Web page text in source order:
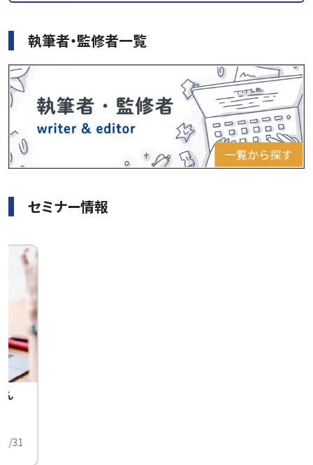
執筆者・監修者一覧
セミナー情報
ん
31